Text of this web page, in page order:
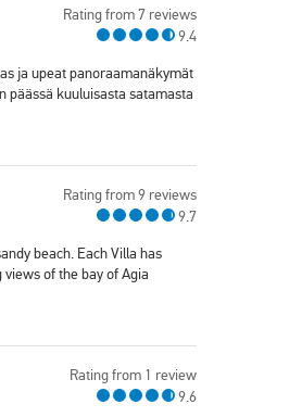
Rating from 7 reviews
9.4
ja upeat panoraamanäkymät
päässä kuuluisasta satamasta
Rating from 9 reviews
9.7
beach. Each Villa has
of the bay of Agia
Rating from 1 review
9.6